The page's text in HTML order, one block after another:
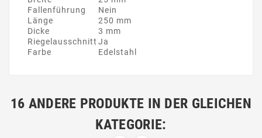
Fallenführung
Nein
Länge
250 mm
Dicke
3 mm
Riegelausschnitt Ja
Farbe
Edelstahl
16 ANDERE PRODUKTE IN DER GLEICHEN
KATEGORIE: